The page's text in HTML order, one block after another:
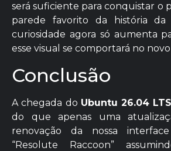
será suficiente para conquistar o
parede favorito da história da
curiosidade agora só aumenta
esse visual se comportará no
Conclusão
A chegada do Ubuntu 26.04 LTS
do que apenas uma
renovação da nossa
“Resolute Raccoon”